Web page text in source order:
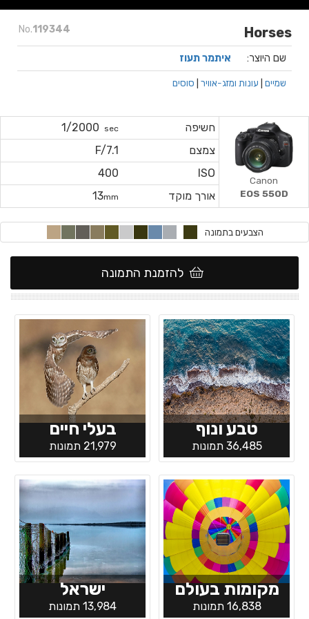
No.119344 Horses
שם היוצר: איתמר תעוז
שמיים עונות ומזג-אוויר סוסים
חשיפה sec
1/2000
צמצם
F/7.1
ISO
400
אורך מוקד
13mm
Canon
EOS 550D
הצבעים בתמונה
להזמנת התמונה
טבע ונוף
36,485 תמונות
בעלי חיים
21,979 תמונות
מקומות בעולם
16,838 תמונות
ישראל
13,984 תמונות